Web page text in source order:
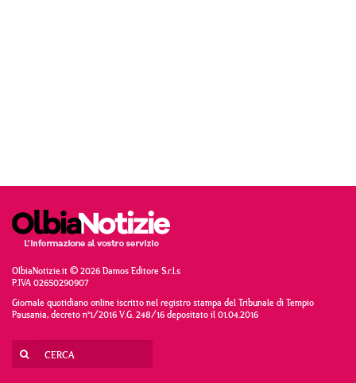
OlbiaNotizie.it © 2026 Damos Editore S.r.l.s
P.IVA 02650290907
Giornale quotidiano online iscritto nel registro stampa del Tribunale di Tempio
Pausania, decreto n°1/2016 V.G. 248/16 depositato il 01.04.2016